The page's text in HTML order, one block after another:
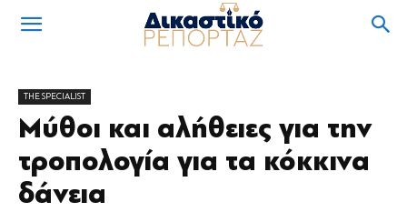
THE SPECIALIST
Μύθοι και αλήθειες για την
τροπολογία για τα κόκκινα
δάνεια